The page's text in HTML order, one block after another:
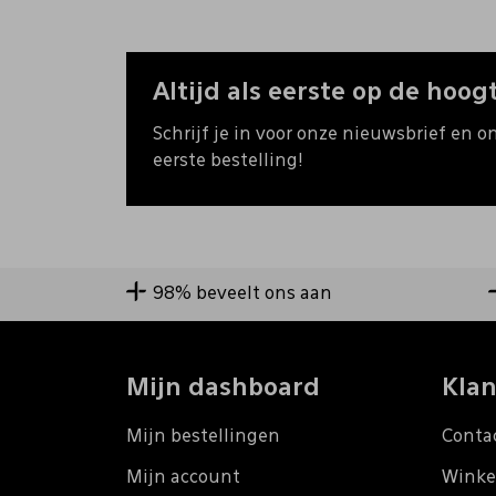
Altijd als eerste op de
Schrijf je in voor onze nieuwsbrief en
eerste bestelling!
98% beveelt ons aan
Mijn dashboard
Mijn bestellingen
Mijn account